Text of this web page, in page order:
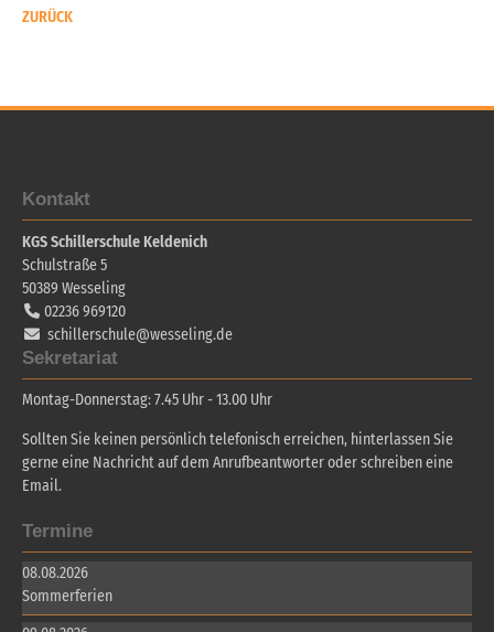
ZURÜCK
Kontakt
KGS Schillerschule Keldenich
Schulstraße 5
50389 Wesseling
02236 969120
schillerschule@wesseling.de
Sekretariat
Montag-Donnerstag: 7.45 Uhr - 13.00 Uhr
Sollten Sie keinen persönlich telefonisch erreichen, hinterlassen Sie
gerne eine Nachricht auf dem Anrufbeantworter oder schreiben eine
Email.
Termine
08.08.2026
Sommerferien